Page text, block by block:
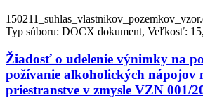
Typ súboru: DOCX dokument, Veľkosť:
Žiadosť o udelenie výnimky na
požívanie alkoholických nápojov
priestranstve v zmysle VZN 001/